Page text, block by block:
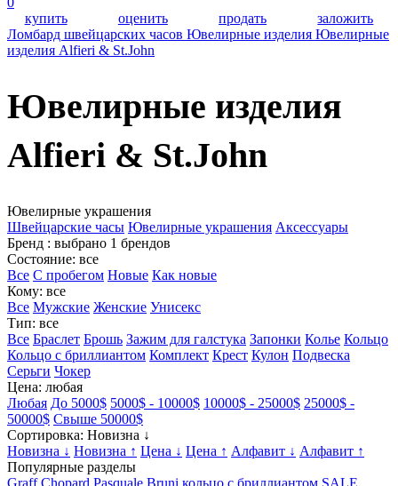
купить
оценить продать
заложить
Ломбард швейцарских часов Ювелирные изделия Ювелирные
изделия Alfieri & St.John
Ювелирные изделия
Alfieri & St.John
Ювелирные украшения
Швейцарские часы Ювелирные украшения Аксессуары
Бренд : выбрано 1 брендов
Состояние: все
Все С пробегом Новые Как новые
Кому: все
Все Мужские Женские Унисекс
Тип: все
Все Браслет Брошь Зажим для галстука Запонки Колье Кольцо
Кольцо с бриллиантом Комплект Крест Кулон Подвеска
Серьги Чокер
Цена: любая
Любая До 5000$ 5000$ - 10000$ 10000$ - 25000$ 25000$ -
50000$ Свыше 50000$
Сортировка: Новизна ↓
Новизна ↓ Новизна ↑ Цена ↓ Цена ↑ Алфавит ↓ Алфавит ↑
Популярные разделы
Graff Chopard Pasquale Bruni кольцо с бриллиантом SALE